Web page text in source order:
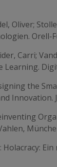
Oliver;
Orell-
Carri;
Learning.
the
Innovation.
Holacracy: